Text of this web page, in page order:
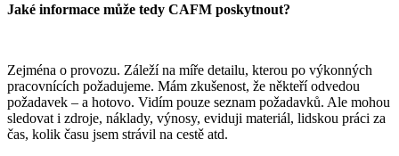
Jaké informace může tedy CAFM poskytnout?
Zejména o provozu. Záleží na míře detailu, kterou po výkonných
pracovnících požadujeme. Mám zkušenost, že někteří odvedou
požadavek – a hotovo. Vidím pouze seznam požadavků. Ale mohou
sledovat i zdroje, náklady, výnosy, eviduji materiál, lidskou práci za
čas, kolik času jsem strávil na cestě atd.